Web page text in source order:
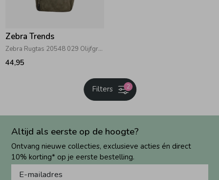
Zebra Trends
Zebra Rugtas 20548 029 Olijfgroen
44,95
2
Filters
Altijd als eerste op de hoogte?
Ontvang nieuwe collecties, exclusieve acties én direct
10% korting* op je eerste bestelling.